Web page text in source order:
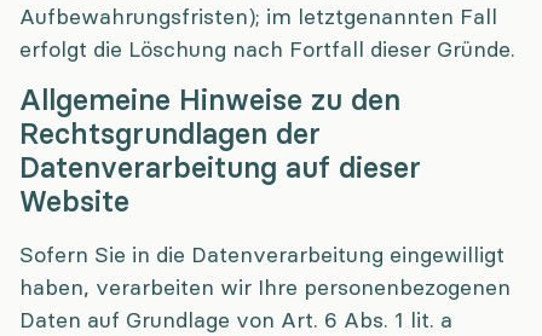
Aufbewahrungsfristen); im letztgenannten Fall
erfolgt die Löschung nach Fortfall dieser Gründe.
Allgemeine Hinweise zu den
Rechtsgrundlagen der
Datenverarbeitung auf dieser
Website
Sofern Sie in die Datenverarbeitung eingewilligt
haben, verarbeiten wir Ihre personenbezogenen
Daten auf Grundlage von Art. 6 Abs. 1 lit. a